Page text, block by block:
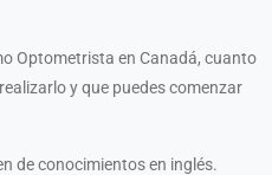
Optometrista en Canadá, cuanto
y que puedes comenzar
de conocimientos en inglés.